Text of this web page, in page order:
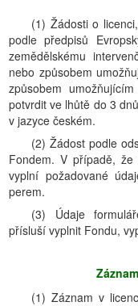
(1) Žádosti o
podle předpisů
zemědělskému
nebo způsobem
způsobem
potvrdit ve lhůtě do 3
v jazyce českém.
(2) Žádost podle
Fondem. V případě,
vyplní požadované
perem.
(3) Údaje
přísluší vyplnit Fondu,
(1) Záznam v